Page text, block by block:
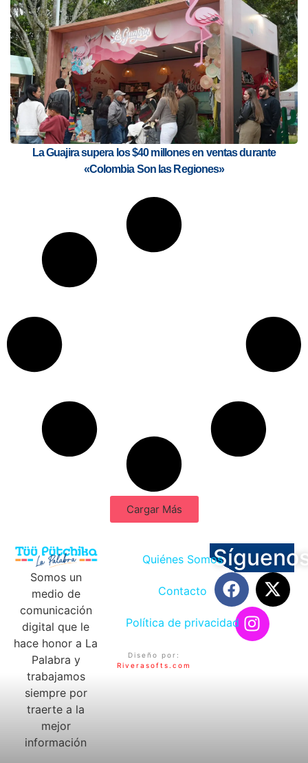
La Guajira supera los $40 millones en ventas durante
«Colombia Son las Regiones»
Cargar Más
Somos un
medio de
comunicación
digital que le
hace honor a La
Palabra y
trabajamos
siempre por
traerte a la
mejor
información
Quiénes Somos
Contacto
Política de privacidad
Diseño por:
Riverasofts.com